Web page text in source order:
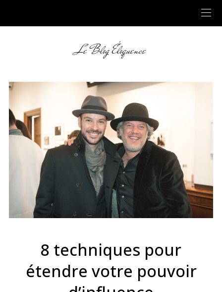
Le Blog Éloquence
8 techniques pour
étendre votre pouvoir